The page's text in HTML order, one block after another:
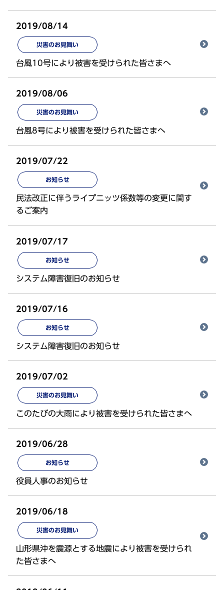
2019/08/14
災害のお見舞い
台風10号により被害を受けられた皆さまへ
2019/08/06
災害のお見舞い
台風8号により被害を受けられた皆さまへ
2019/07/22
お知らせ
民法改正に伴うライプニッツ係数等の変更に関す
るご案内
2019/07/17
お知らせ
システム障害復旧のお知らせ
2019/07/16
お知らせ
システム障害復旧のお知らせ
2019/07/02
災害のお見舞い
このたびの大雨により被害を受けられた皆さまへ
2019/06/28
お知らせ
役員人事のお知らせ
2019/06/18
災害のお見舞い
山形県沖を震源とする地震により被害を受けられ
た皆さまへ